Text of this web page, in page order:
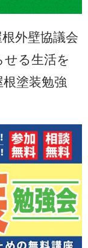
外壁協議会
せる生活を
塗装勉強